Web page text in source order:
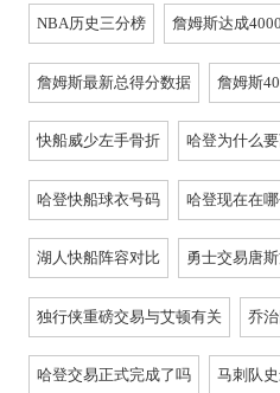
NBA历史三分榜 詹姆斯达成
詹姆斯最新总得分数据 詹姆斯
快船威少左手骨折 哈登为什么
哈登快船球衣号码 哈登现在在
湖人快船阵容对比 勇士交易唐
独行侠重磅交易与艾顿有关 乔
哈登交易正式完成了吗 马刺队